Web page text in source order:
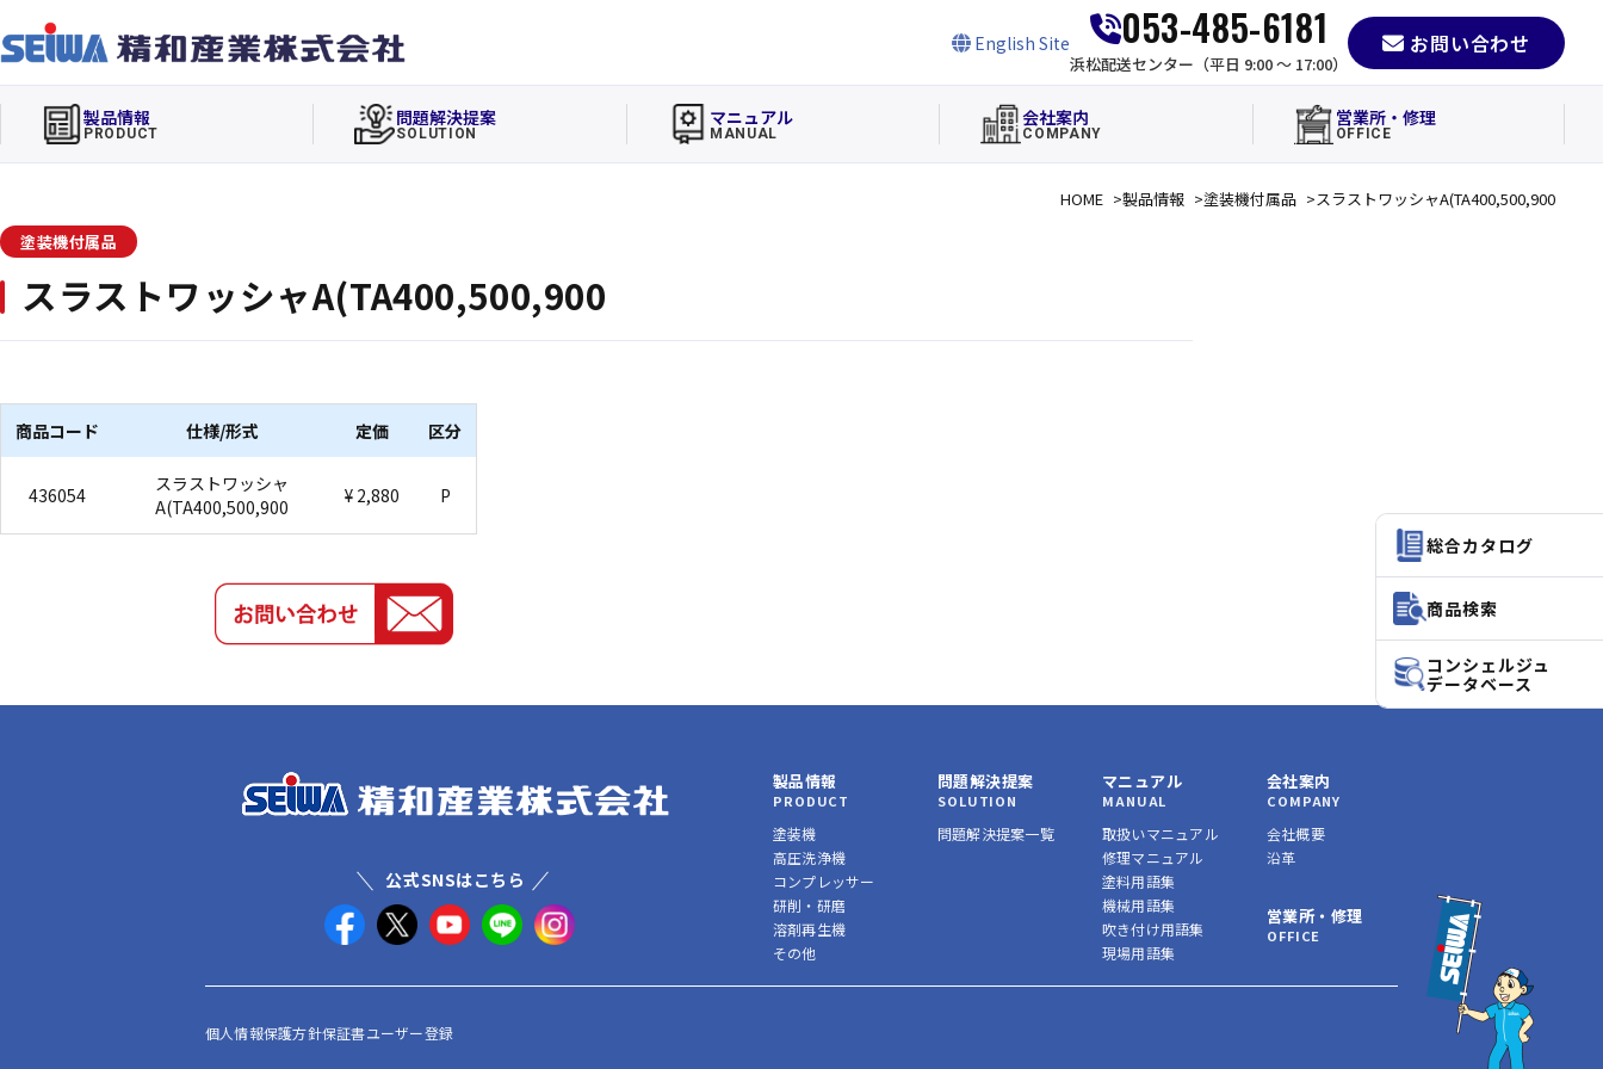
English Site 053-485-6181
浜松配送センター（平日 9:00 〜 17:00）
お問い合わせ
製品情報
PRODUCT
問題解決提案
SOLUTION
マニュアル
MANUAL
会社案内
COMPANY
営業所・修理
OFFICE
HOME 製品情報 塗装機付属品
スラストワッシャA(TA400,500,900
塗装機付属品
スラストワッシャA(TA400,500,900
商品コード 仕様/形式 定価 区分
436054
スラストワッシャ
A(TA400,500,900
¥ 2,880 P
製品情報
PRODUCT
塗装機
高圧洗浄機
コンプレッサー
研削・研磨
溶剤再生機
その他
問題解決提案
SOLUTION
問題解決提案一覧
マニュアル
MANUAL
取扱いマニュアル
修理マニュアル
塗料用語集
機械用語集
吹き付け用語集
現場用語集
会社案内
COMPANY
会社概要
沿革
営業所・修理
OFFICE
公式SNSはこちら
個人情報保護方針保証書ユーザー登録
総合カタログ
商品検索
コンシェルジュ
データベース